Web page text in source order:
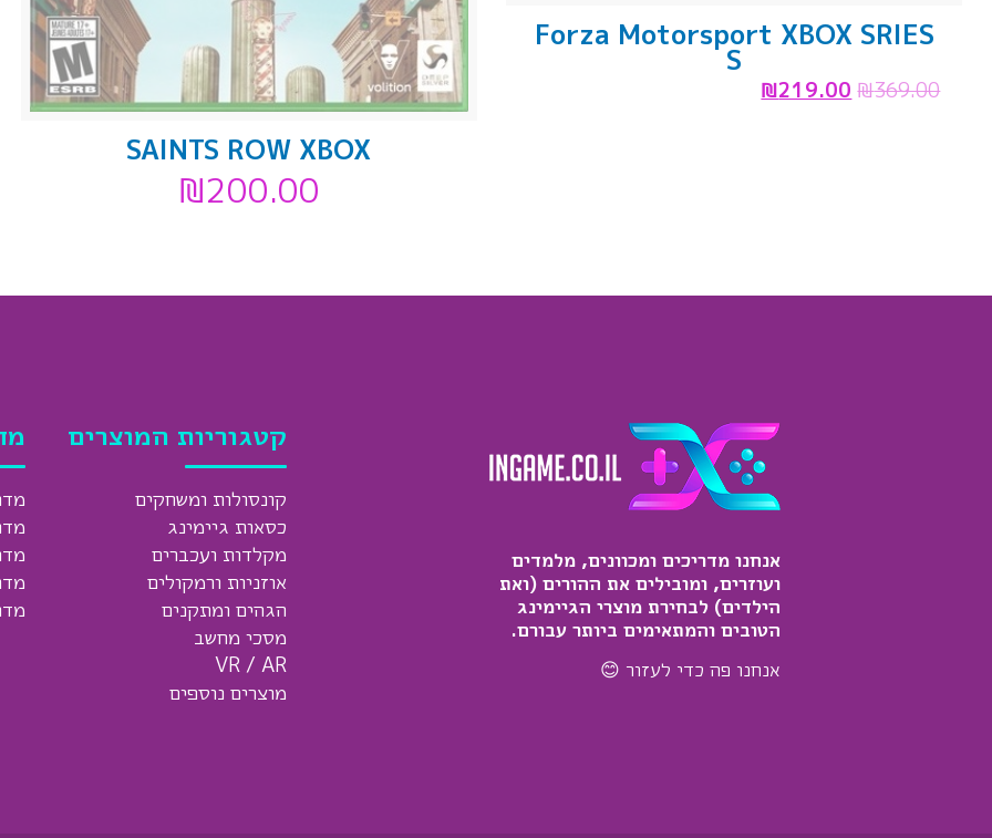
Forza Motorsport XBOX SRIES
S
₪369.00
₪219.00
SAINTS ROW XBOX
₪200.00
אנחנו מדריכים ומכוונים, מלמדים
ועוזרים, ומובילים את ההורים (ואת
הילדים) לבחירת מוצרי הגיימינג
הטובים והמתאימים ביותר עבורם.
אנחנו פה כדי לעזור 😊
קטגוריות המוצרים
קונסולות ומשחקים
כסאות גיימינג
מקלדות ועכברים
אוזניות ורמקולים
הגהים ומתקנים
מסכי מחשב
VR / AR
מוצרים נוספים